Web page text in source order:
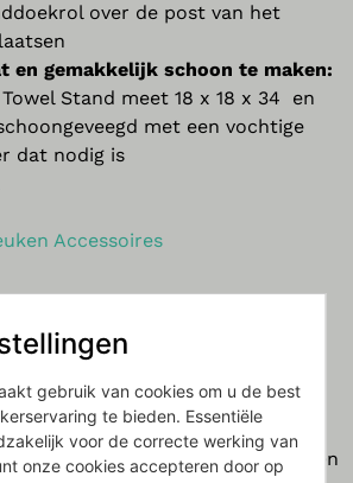
over de post van het
en gemakkelijk schoon te maken:
Stand meet 18 x 18 x 34 en
met een vochtige
dat nodig is
Accessoires
het werk, waar hij graag met
bouwsets werkt. Bij
Wook ernaar om unieke indrukken
gebruik van cookies om u de best
te bieden. Essentiële
voor de correcte werking van
onze cookies accepteren door op